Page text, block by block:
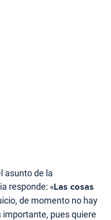
asunto de la
responde: «Las cosas
de momento no hay
importante, pues quiere